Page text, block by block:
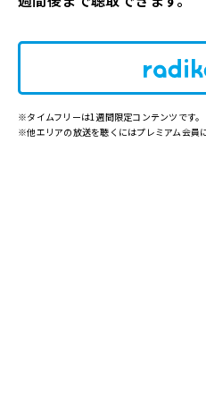
※タイムフリーは1週間限定コンテンツです。
※他エリアの放送を聴くにはプレミアム会員